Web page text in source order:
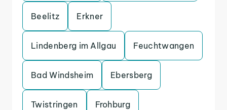
Beelitz Erkner
Lindenberg im Allgau Feuchtwangen
Bad Windsheim Ebersberg
Twistringen Frohburg